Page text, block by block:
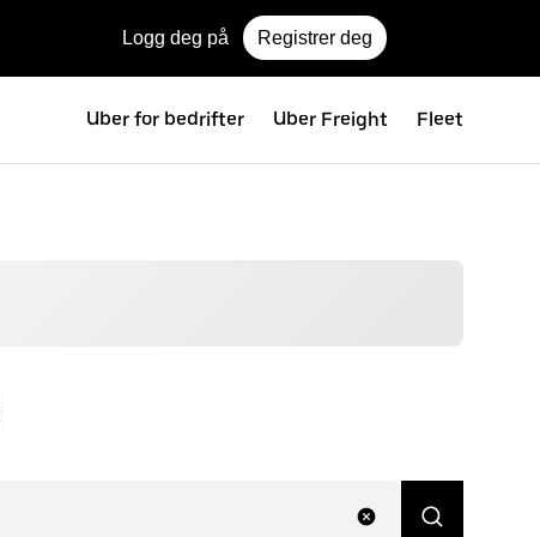
Logg deg på Registrer deg
Uber for bedrifter Uber Freight Fleet